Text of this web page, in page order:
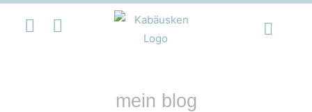
mein blog